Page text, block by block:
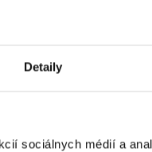
Detaily
sociálnych médií a